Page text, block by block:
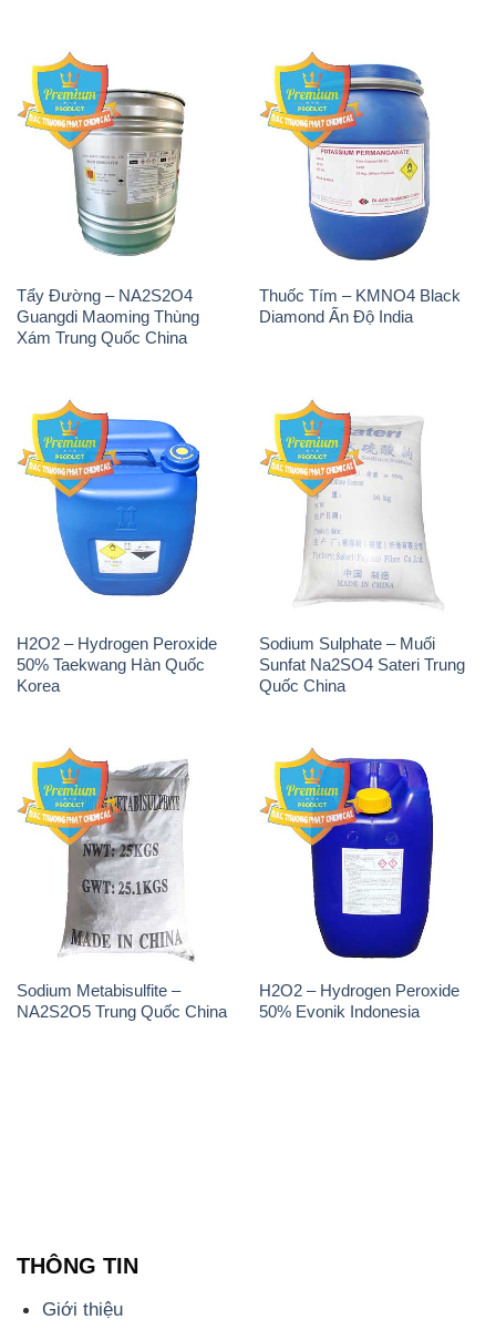
Tẩy Đường – NA2S2O4
Guangdi Maoming Thùng
Xám Trung Quốc China
Thuốc Tím – KMNO4 Black
Diamond Ấn Độ India
H2O2 – Hydrogen Peroxide
50% Taekwang Hàn Quốc
Korea
Sodium Sulphate – Muối
Sunfat Na2SO4 Sateri Trung
Quốc China
Sodium Metabisulfite –
NA2S2O5 Trung Quốc China
H2O2 – Hydrogen Peroxide
50% Evonik Indonesia
THÔNG TIN
Giới thiệu